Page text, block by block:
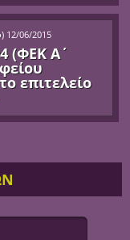
) 12/06/2015
(ΦΕΚ Α΄
επιτελείο